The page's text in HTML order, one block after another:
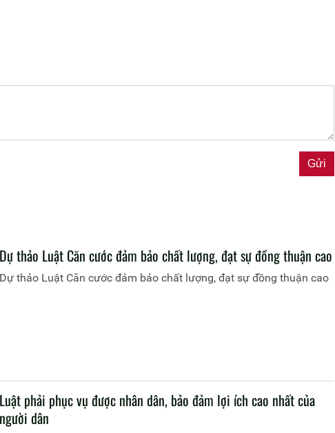
Dự thảo Luật Căn cước đảm bảo chất lượng, đạt sự đồng thuận cao
Dự thảo Luật Căn cước đảm bảo chất lượng, đạt sự đồng thuận cao
Luật phải phục vụ được nhân dân, bảo đảm lợi ích cao nhất của
người dân